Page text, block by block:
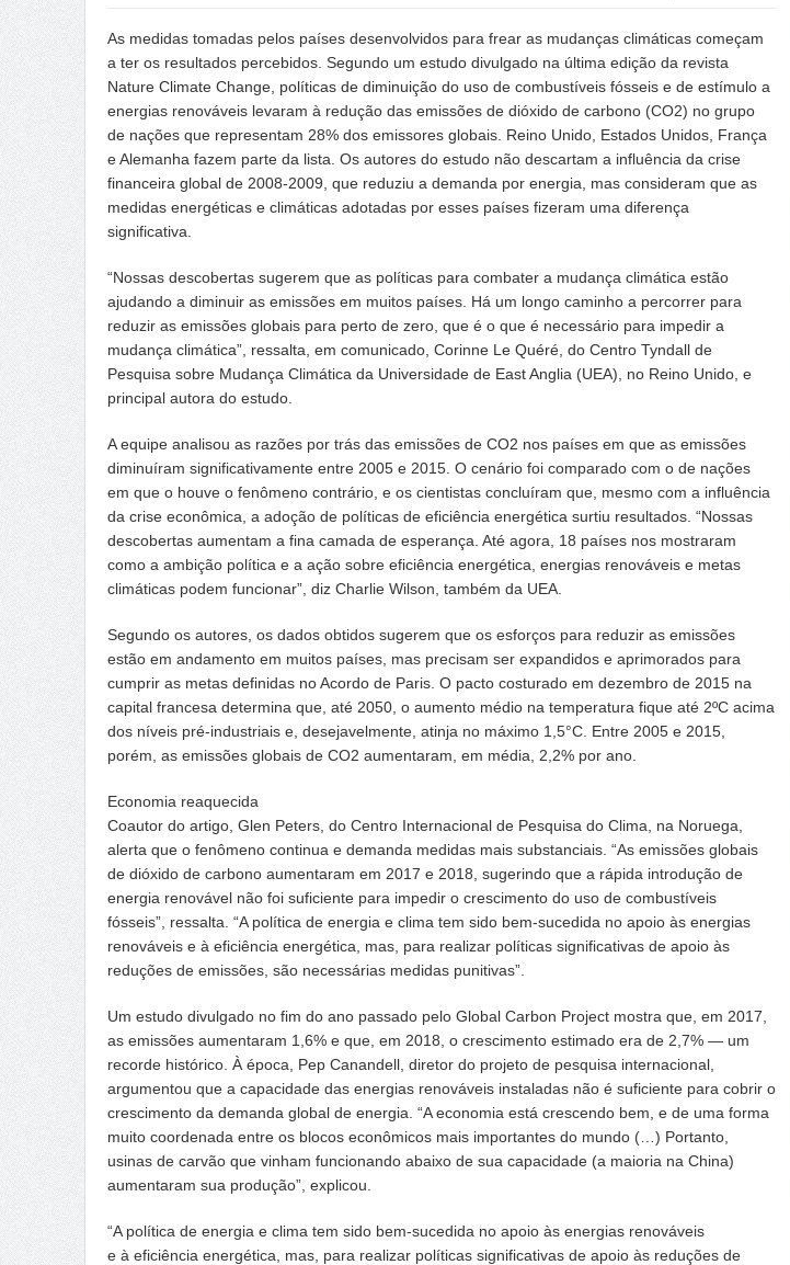
As medidas tomadas pelos países desenvolvidos para frear as mudanças climáticas começam
a ter os resultados percebidos. Segundo um estudo divulgado na última edição da revista
Nature Climate Change, políticas de diminuição do uso de combustíveis fósseis e de estímulo a
energias renováveis levaram à redução das emissões de dióxido de carbono (CO2) no grupo
de nações que representam 28% dos emissores globais. Reino Unido, Estados Unidos, França
e Alemanha fazem parte da lista. Os autores do estudo não descartam a influência da crise
financeira global de 2008-2009, que reduziu a demanda por energia, mas consideram que as
medidas energéticas e climáticas adotadas por esses países fizeram uma diferença
significativa.
“Nossas descobertas sugerem que as políticas para combater a mudança climática estão
ajudando a diminuir as emissões em muitos países. Há um longo caminho a percorrer para
reduzir as emissões globais para perto de zero, que é o que é necessário para impedir a
mudança climática”, ressalta, em comunicado, Corinne Le Quéré, do Centro Tyndall de
Pesquisa sobre Mudança Climática da Universidade de East Anglia (UEA), no Reino Unido, e
principal autora do estudo.
A equipe analisou as razões por trás das emissões de CO2 nos países em que as emissões
diminuíram significativamente entre 2005 e 2015. O cenário foi comparado com o de nações
em que o houve o fenômeno contrário, e os cientistas concluíram que, mesmo com a influência
da crise econômica, a adoção de políticas de eficiência energética surtiu resultados. “Nossas
descobertas aumentam a fina camada de esperança. Até agora, 18 países nos mostraram
como a ambição política e a ação sobre eficiência energética, energias renováveis e metas
climáticas podem funcionar”, diz Charlie Wilson, também da UEA.
Segundo os autores, os dados obtidos sugerem que os esforços para reduzir as emissões
estão em andamento em muitos países, mas precisam ser expandidos e aprimorados para
cumprir as metas definidas no Acordo de Paris. O pacto costurado em dezembro de 2015 na
capital francesa determina que, até 2050, o aumento médio na temperatura fique até 2ºC acima
dos níveis pré-industriais e, desejavelmente, atinja no máximo 1,5°C. Entre 2005 e 2015,
porém, as emissões globais de CO2 aumentaram, em média, 2,2% por ano.
Economia reaquecida
Coautor do artigo, Glen Peters, do Centro Internacional de Pesquisa do Clima, na Noruega,
alerta que o fenômeno continua e demanda medidas mais substanciais. “As emissões globais
de dióxido de carbono aumentaram em 2017 e 2018, sugerindo que a rápida introdução de
energia renovável não foi suficiente para impedir o crescimento do uso de combustíveis
fósseis”, ressalta. “A política de energia e clima tem sido bem-sucedida no apoio às energias
renováveis e à eficiência energética, mas, para realizar políticas significativas de apoio às
reduções de emissões, são necessárias medidas punitivas”.
Um estudo divulgado no fim do ano passado pelo Global Carbon Project mostra que, em 2017,
as emissões aumentaram 1,6% e que, em 2018, o crescimento estimado era de 2,7% — um
recorde histórico. À época, Pep Canandell, diretor do projeto de pesquisa internacional,
argumentou que a capacidade das energias renováveis instaladas não é suficiente para cobrir o
crescimento da demanda global de energia. “A economia está crescendo bem, e de uma forma
muito coordenada entre os blocos econômicos mais importantes do mundo (…) Portanto,
usinas de carvão que vinham funcionando abaixo de sua capacidade (a maioria na China)
aumentaram sua produção”, explicou.
“A política de energia e clima tem sido bem-sucedida no apoio às energias renováveis
e à eficiência energética, mas, para realizar políticas significativas de apoio às reduções de